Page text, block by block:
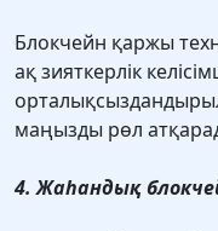
Блокчейн қаржы
ақ зияткерлік
маңызды рөл
4. Жаһандық